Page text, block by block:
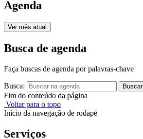
Agenda
Ver mês atual
Busca de agenda
Faça buscas de agenda por palavras-chave
Busca: Buscar
Fim do conteúdo da página
Voltar para o topo
Início da navegação de rodapé
Serviços